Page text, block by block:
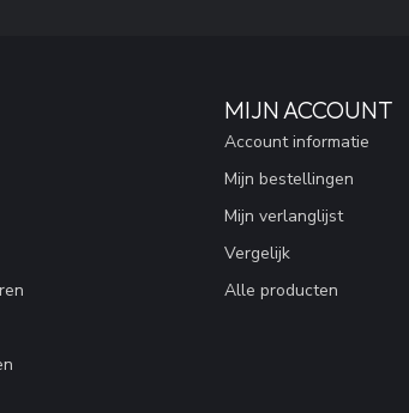
MIJN ACCOUNT
Account informatie
Mijn bestellingen
Mijn verlanglijst
Vergelijk
Alle producten